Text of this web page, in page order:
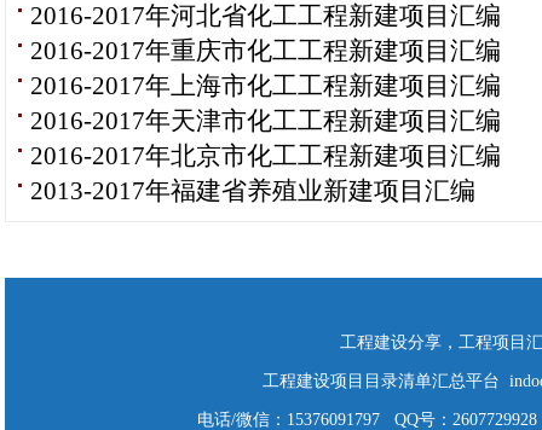
2016-2017年河北省化工工程新建项目汇编
2016-2017年重庆市化工工程新建项目汇编
2016-2017年上海市化工工程新建项目汇编
2016-2017年天津市化工工程新建项目汇编
2016-2017年北京市化工工程新建项目汇编
2013-2017年福建省养殖业新建项目汇编
工程建设分享，工程项目
工程建设项目目录清单汇总平台
电话/微信：15376091797 QQ号：